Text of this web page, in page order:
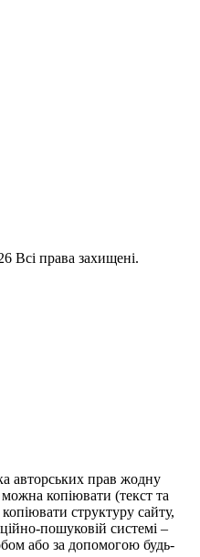
права захищені.
авторських прав жодну
копіювати (текст та
структуру сайту,
пошуковій системі –
або за допомогою будь-